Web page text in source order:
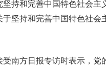
和完善中国特色社会主
坚持和完善中国特色社会
方日报专访时表示，党